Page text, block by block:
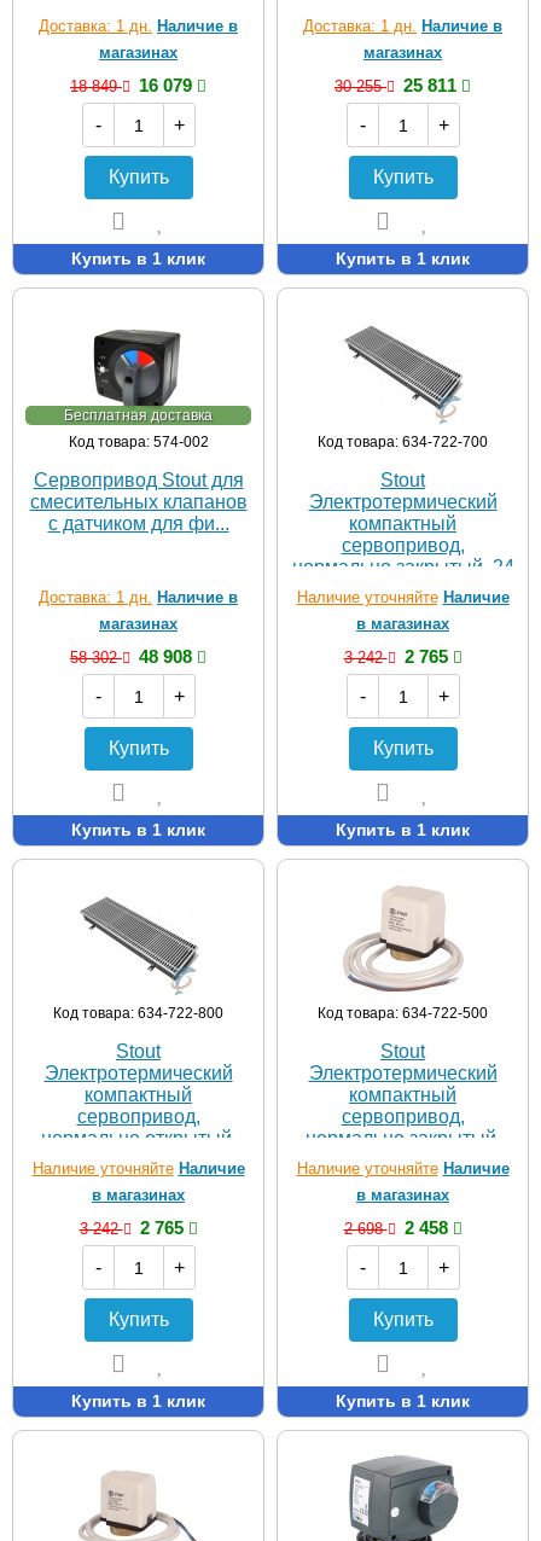
Доставка: 1 дн. Наличие в
магазинах
18 849
16 079
-
+
Купить
Купить в 1 клик
Доставка: 1 дн. Наличие в
магазинах
30 255
25 811
-
+
Купить
Купить в 1 клик
Бесплатная доставка
Код товара: 574-002
Сервопривод Stout для
смесительных клапанов
с датчиком для фи...
Доставка: 1 дн. Наличие в
магазинах
58 302
48 908
-
+
Купить
Купить в 1 клик
Код товара: 634-722-700
Stout
Электротермический
компактный
сервопривод,
нормально закрытый, 24
Наличие уточняйте Наличие
в магазинах
3 242
2 765
-
+
Купить
Купить в 1 клик
Код товара: 634-722-800
Stout
Электротермический
компактный
сервопривод,
нормально открытый,
230 В
Наличие уточняйте Наличие
в магазинах
3 242
2 765
-
+
Купить
Купить в 1 клик
Код товара: 634-722-500
Stout
Электротермический
компактный
сервопривод,
нормально закрытый,
230 B
Наличие уточняйте Наличие
в магазинах
2 698
2 458
-
+
Купить
Купить в 1 клик